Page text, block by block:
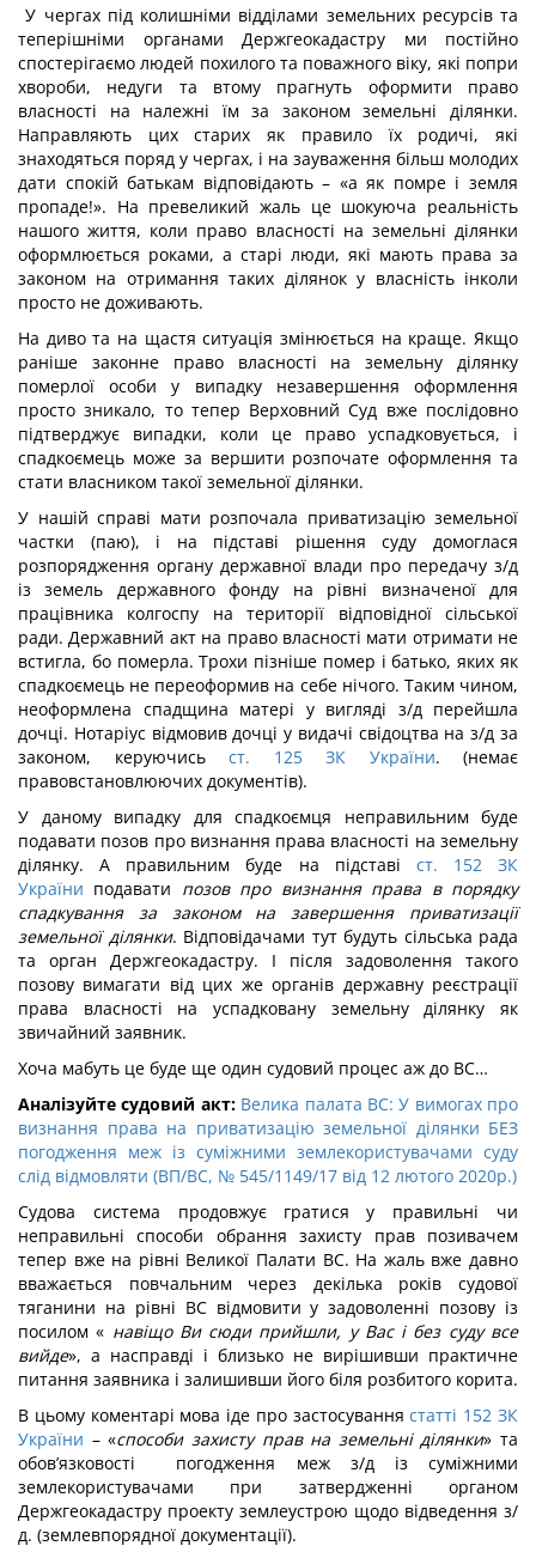
У чергах під колишніми відділами земельних ресурсів та
теперішніми органами Держгеокадастру ми постійно
спостерігаємо людей похилого та поважного віку, які попри
хвороби, недуги та втому прагнуть оформити право
власності на належні їм за законом земельні ділянки.
Направляють цих старих як правило їх родичі, які
знаходяться поряд у чергах, і на зауваження більш молодих
дати спокій батькам відповідають – «а як помре і земля
пропаде!». На превеликий жаль це шокуюча реальність
нашого життя, коли право власності на земельні ділянки
оформлюється роками, а старі люди, які мають права за
законом на отримання таких ділянок у власність інколи
просто не доживають.
На диво та на щастя ситуація змінюється на краще. Якщо
раніше законне право власності на земельну ділянку
померлої особи у випадку незавершення оформлення
просто зникало, то тепер Верховний Суд вже послідовно
підтверджує випадки, коли це право успадковується, і
спадкоємець може за вершити розпочате оформлення та
стати власником такої земельної ділянки.
У нашій справі мати розпочала приватизацію земельної
частки (паю), і на підставі рішення суду домоглася
розпорядження органу державної влади про передачу з/д
із земель державного фонду на рівні визначеної для
працівника колгоспу на території відповідної сільської
ради. Державний акт на право власності мати отримати не
встигла, бо померла. Трохи пізніше помер і батько, яких як
спадкоємець не переоформив на себе нічого. Таким чином,
неоформлена спадщина матері у вигляді з/д перейшла
дочці. Нотаріус відмовив дочці у видачі свідоцтва на з/д за
законом, керуючись ст. 125 ЗК України. (немає
правовстановлюючих документів).
У даному випадку для спадкоємця неправильним буде
подавати позов про визнання права власності на земельну
ділянку. А правильним буде на підставі ст. 152 ЗК
України подавати позов про визнання права в порядку
спадкування за законом на завершення приватизації
земельної ділянки. Відповідачами тут будуть сільська рада
та орган Держгеокадастру. І після задоволення такого
позову вимагати від цих же органів державну реєстрації
права власності на успадковану земельну ділянку як
звичайний заявник.
Хоча мабуть це буде ще один судовий процес аж до ВС…
Аналізуйте судовий акт: Велика палата ВС: У вимогах про
визнання права на приватизацію земельної ділянки БЕЗ
погодження меж із суміжними землекористувачами суду
слід відмовляти (ВП/ВС, № 545/1149/17 від 12 лютого 2020р.)
Судова система продовжує гратися у правильні чи
неправильні способи обрання захисту прав позивачем
тепер вже на рівні Великої Палати ВС. На жаль вже давно
вважається повчальним через декілька років судової
тяганини на рівні ВС відмовити у задоволенні позову із
посилом « навіщо Ви сюди прийшли, у Вас і без суду все
вийде», а насправді і близько не вирішивши практичне
питання заявника і залишивши його біля розбитого корита.
В цьому коментарі мова іде про застосуваннястатті 152 ЗК
України – «способи захисту прав на земельні ділянки» та
обов’язковості погодження меж з/д із суміжними
землекористувачами при затвердженні органом
Держгеокадастру проекту землеустрою щодо відведення з/
д. (землевпорядної документації).